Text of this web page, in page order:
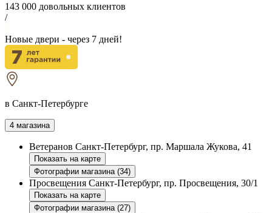
143 000 довольных клиентов
/
Новые двери - через 7 дней!
в Санкт-Петербурге
4 магазина
Ветеранов Санкт-Петербург, пр. Маршала Жукова, 41
Показать на карте
Фотографии магазина (34)
Просвещения Санкт-Петербург, пр. Просвещения, 30/1
Показать на карте
Фотографии магазина (27)